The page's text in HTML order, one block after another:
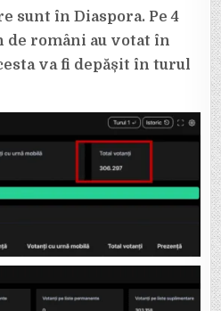
ÎN
DIASPORA,
ASTĂZI
ORA
12.00.
sunt în Diaspora. Pe 4
de români au votat în
va fi depășit în turul